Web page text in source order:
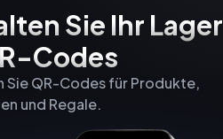
Sie Ihr Lager
Codes
Sie QR-Codes für Produkte,
und Regale.